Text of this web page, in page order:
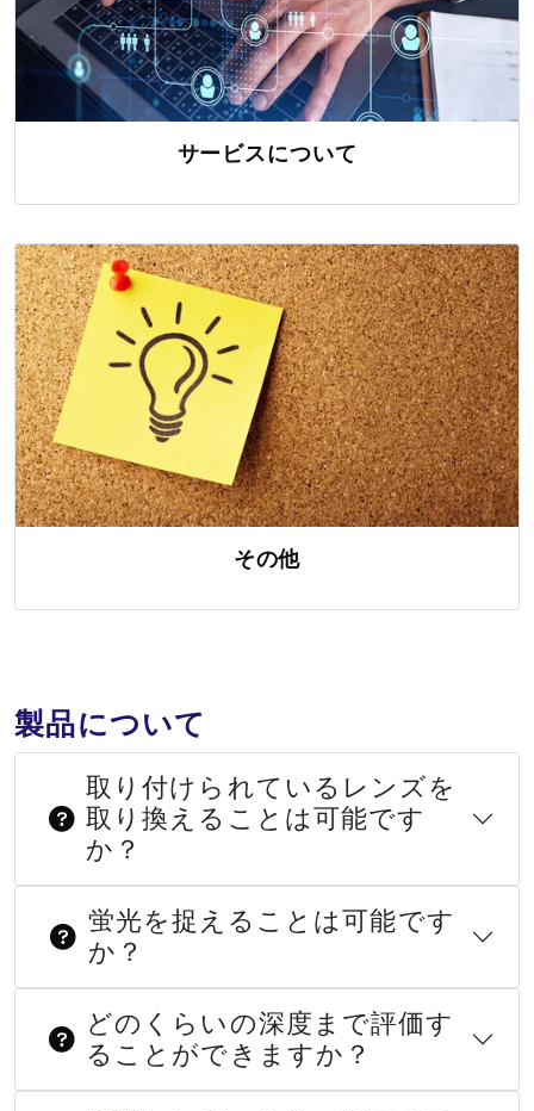
サービスについて
その他
製品について
取り付けられているレンズを
取り換えることは可能です
か？
蛍光を捉えることは可能です
か？
どのくらいの深度まで評価す
ることができますか？